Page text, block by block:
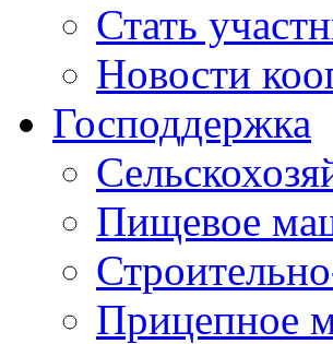
Стать
Новости
Господдержка
Пищевое
Прицепное